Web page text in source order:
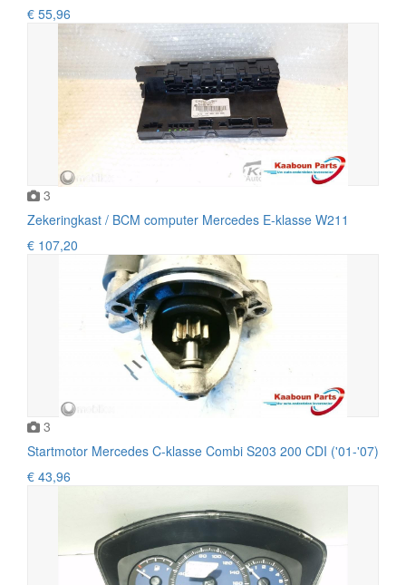
€ 55,96
3
Zekeringkast / BCM computer Mercedes E-klasse W211
€ 107,20
3
Startmotor Mercedes C-klasse Combi S203 200 CDI ('01-'07)
€ 43,96